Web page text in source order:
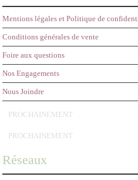
Mentions légales et Politique de
Conditions générales de vente
Foire aux questions
Nos Engagements
Nous Joindre
PROCHAINEMENT
PROCHAINEMENT
Réseaux